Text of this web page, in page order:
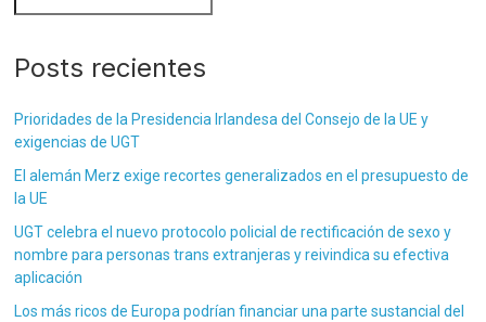
Posts recientes
Prioridades de la Presidencia Irlandesa del Consejo de la UE y
exigencias de UGT
El alemán Merz exige recortes generalizados en el presupuesto de
la UE
UGT celebra el nuevo protocolo policial de rectificación de sexo y
nombre para personas trans extranjeras y reivindica su efectiva
aplicación
Los más ricos de Europa podrían financiar una parte sustancial del